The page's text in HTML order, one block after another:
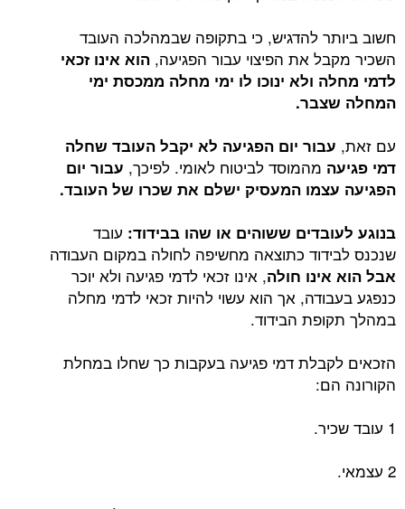
חשוב ביותר להדגיש, כי בתקופה שבמהלכה העובד
השכיר מקבל את הפיצוי עבור הפגיעה, הוא אינו זכאי
לדמי מחלה ולא ינוכו לו ימי מחלה ממכסת ימי
המחלה שצבר.
עם זאת, עבור יום הפגיעה לא יקבל העובד שחלה
דמי פגיעה מהמוסד לביטוח לאומי. לפיכך, עבור יום
הפגיעה עצמו המעסיק ישלם את שכרו של העובד.
בנוגע לעובדים ששוהים או שהו בבידוד: עובד
שנכנס לבידוד כתוצאה מחשיפה לחולה במקום העבודה
אבל הוא אינו חולה, אינו זכאי לדמי פגיעה ולא יוכר
כנפגע בעבודה, אך הוא עשוי להיות זכאי לדמי מחלה
במהלך תקופת הבידוד.
הזכאים לקבלת דמי פגיעה בעקבות כך שחלו במחלת
הקורונה הם:
1 עובד שכיר.
2 עצמאי.